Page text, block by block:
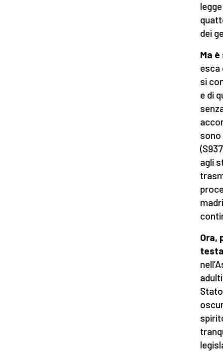
dei
Ma
esca
si
e di
sono
agli
Ora,